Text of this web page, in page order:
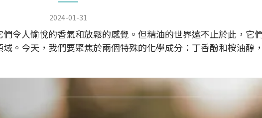
2024-01-31
令人愉悅的香氣和放鬆的感覺。但精油的世界遠不止於此，它
。今天，我們要聚焦於兩個特殊的化學成分：丁香酚和桉油醇